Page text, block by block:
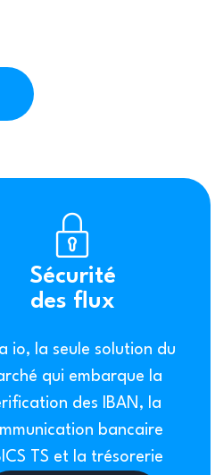
Sécurité
des flux
io, la seule solution du
qui embarque la
des IBAN, la
bancaire
TS et la trésorerie